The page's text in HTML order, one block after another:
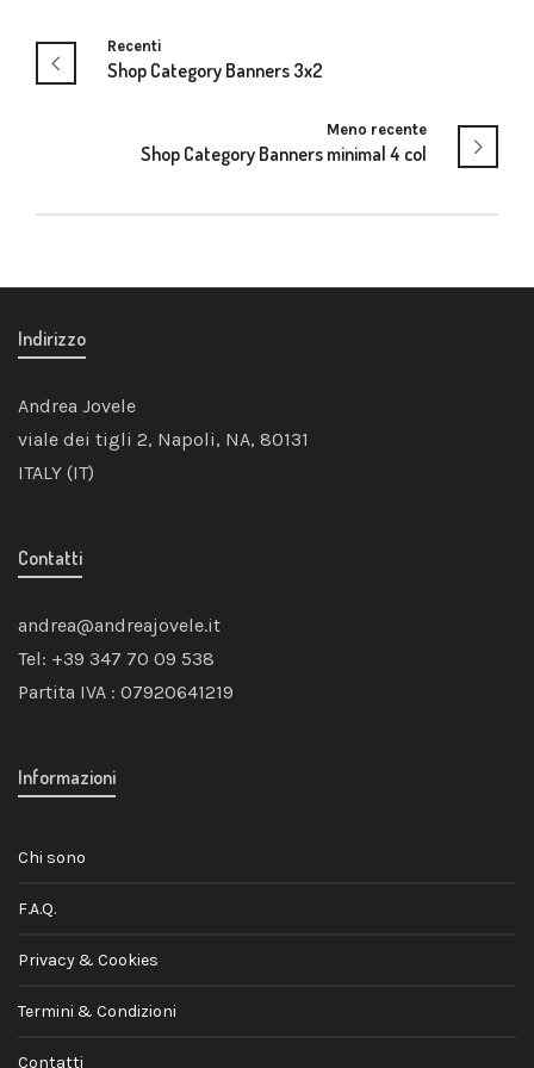
Recenti
Shop Category Banners 3x2
Meno recente
Shop Category Banners minimal 4 col
Indirizzo
Andrea Jovele
viale dei tigli 2, Napoli, NA, 80131
ITALY (IT)
Contatti
andrea@andreajovele.it
Tel: +39 347 70 09 538
Partita IVA : 07920641219
Informazioni
Chi sono
F.A.Q.
Privacy & Cookies
Termini & Condizioni
Contatti